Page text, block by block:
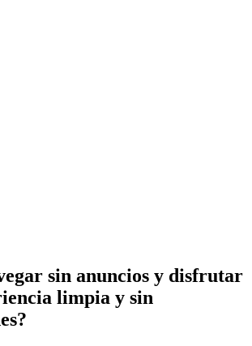
sin anuncios y disfrutar
limpia y sin